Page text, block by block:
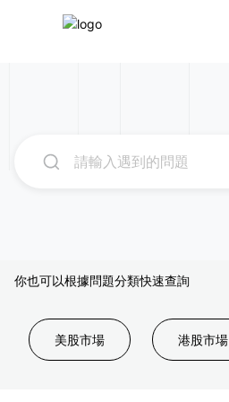
你也可以根據問題分類快速查詢
美股市場 港股市場